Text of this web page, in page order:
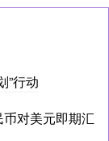
”行动
对美元即期汇